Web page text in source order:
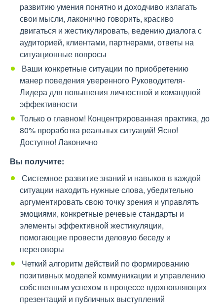
развитию умения понятно и доходчиво излагать
свои мысли, лаконично говорить, красиво
двигаться и жестикулировать, ведению диалога с
аудиторией, клиентами, партнерами, ответы на
ситуационные вопросы
Ваши конкретные ситуации по приобретению
манер поведения уверенного Руководителя-
Лидера для повышения личностной и командной
эффективности
Только о главном! Концентрированная практика, до
80% проработка реальных ситуаций! Ясно!
Доступно! Лаконично
Вы получите:
Системное развитие знаний и навыков в каждой
ситуации находить нужные слова, убедительно
аргументировать свою точку зрения и управлять
эмоциями, конкретные речевые стандарты и
элементы эффективной жестикуляции,
помогающие провести деловую беседу и
переговоры
Четкий алгоритм действий по формированию
позитивных моделей коммуникации и управлению
собственным успехом в процессе вдохновляющих
презентаций и публичных выступлений